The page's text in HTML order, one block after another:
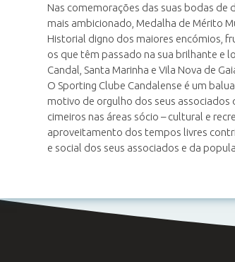
Nas comemorações das suas bodas de
mais ambicionado, Medalha de Mérito
Historial digno dos maiores encómios,
os que têm passado na sua brilhante e
Candal, Santa Marinha e Vila Nova de
O Sporting Clube Candalense é um
motivo de orgulho dos seus associados
cimeiros nas áreas sócio – cultural e
aproveitamento dos tempos livres
e social dos seus associados e da